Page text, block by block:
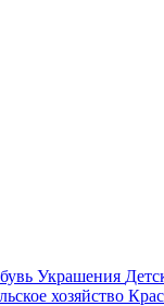
Украшения
хозяйство